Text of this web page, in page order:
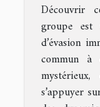
Découvrir
groupe est
d’évasion
commun à
s’appuyer